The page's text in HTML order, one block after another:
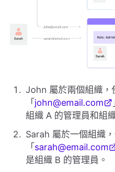
John 屬於兩個組織，
「 john@email.com
組織 A 的管理員和組
Sarah 屬於一個組織
「 sarah@email.com
是組織 B 的管理員。